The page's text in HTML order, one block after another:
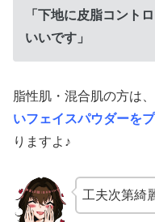
「下地に皮脂コント
いいです」
脂性肌・混合肌の方は、
いフェイスパウダーを
りますよ♪
工夫次第綺